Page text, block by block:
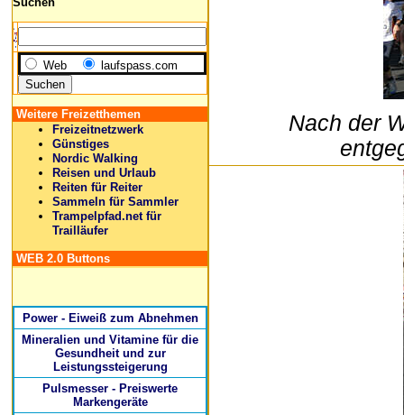
Web laufspass.com
Weitere Freizetthemen
Freizeitnetzwerk
Günstiges
Nordic Walking
Reisen und Urlaub
Reiten für Reiter
Sammeln für Sammler
Trampelpfad.net für
Trailläufer
WEB 2.0 Buttons
Power - Eiweiß zum Abnehmen
Mineralien und Vitamine für die
Gesundheit und zur
Leistungssteigerung
Pulsmesser - Preiswerte
Markengeräte
Nach der